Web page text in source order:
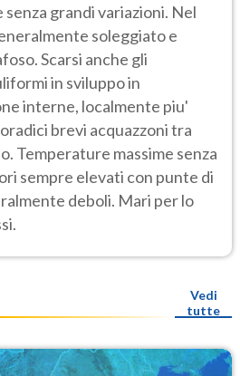
grandi variazioni. Nel
soleggiato e
Scarsi anche gli
in sviluppo in
interne, localmente piu'
brevi acquazzoni tra
Temperature massime senza
sempre elevati con punte di
deboli. Mari per lo
Vedi
tutte